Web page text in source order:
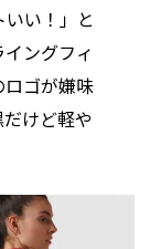
い！」と
ングフィ
ロゴが嫌味
けど軽や